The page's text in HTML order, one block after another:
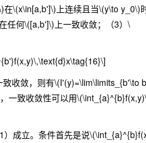
\(x\in[a,b']\)上连续且当\(y\to y_0\)
任何\([a,b']\)上一致收敛；（3）\
收敛，则有\(I'(y)=\lim\limits_{b'\to
一致收敛性可以用
成立。条件首先是说